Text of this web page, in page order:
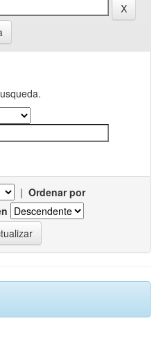
| Ordenar por